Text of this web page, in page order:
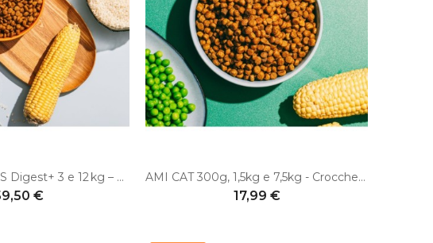
VEGGIEANIMALS Digest+ 3 e 12 kg – Crocchette vegane complete per gatti adulti – digestione e salute urinaria
€
AMI CAT 300g, 1,5kg e 7,5kg - Crocchette vegane complete per gatti adulti
17,99 €